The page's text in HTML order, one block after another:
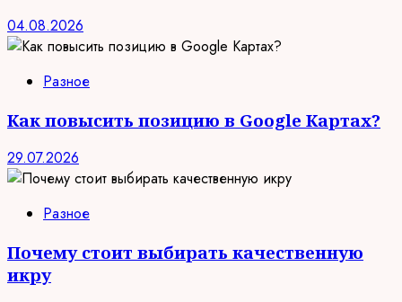
04.08.2026
Разное
Как повысить позицию в Google Картах?
29.07.2026
Разное
Почему стоит выбирать качественную
икру